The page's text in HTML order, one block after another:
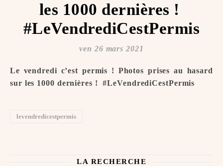
les 1000 dernières ! ️
#LeVendrediCestPermis
ven 26 mars 2021
Le vendredi c’est permis ! Photos prises au hasard
sur les 1000 dernières ! ️ #LeVendrediCestPermis
levendredicestpermis
LA RECHERCHE